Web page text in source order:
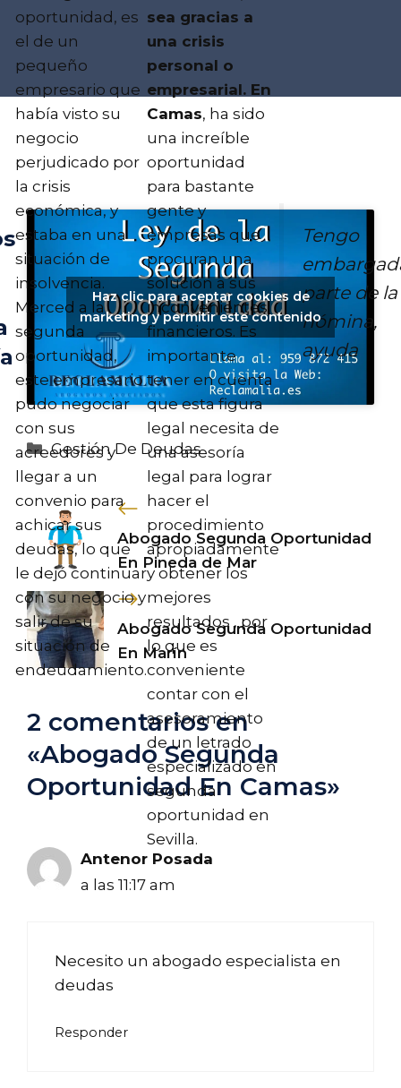
oportunidad, es
el de un
pequeño
empresario que
había visto su
negocio
perjudicado por
la crisis
económica, y
estaba en una
situación de
insolvencia.
Merced a la
segunda
oportunidad,
este empresario
pudo negociar
con sus
acreedores y
llegar a un
convenio para
achicar sus
deudas, lo que
le dejó continuar
con su negocio y
salir de su
situación de
endeudamiento.
sea gracias a
una crisis
personal o
empresarial. En
Camas, ha sido
una increíble
oportunidad
para bastante
gente y
empresas que
procuran una
solución a sus
inconvenientes
financieros. Es
importante
tener en cuenta
que esta figura
legal necesita de
una asesoría
legal para lograr
hacer el
procedimiento
apropiadamente
y obtener los
mejores
resultados , por
lo que es
conveniente
contar con el
asesoramiento
de un letrado
especializado en
segunda
oportunidad en
Sevilla.
Tengo
parte de la
nómina,
ayuda
Haz clic para aceptar cookies de
marketing y permitir este contenido
Categorías
Gestión De Deudas
Abogado Segunda Oportunidad
En Pineda de Mar
Abogado Segunda Oportunidad
En Marín
2 comentarios en
«Abogado Segunda
Oportunidad En Camas»
Antenor Posada
a las 11:17 am
Necesito un abogado especialista en
deudas
Responder